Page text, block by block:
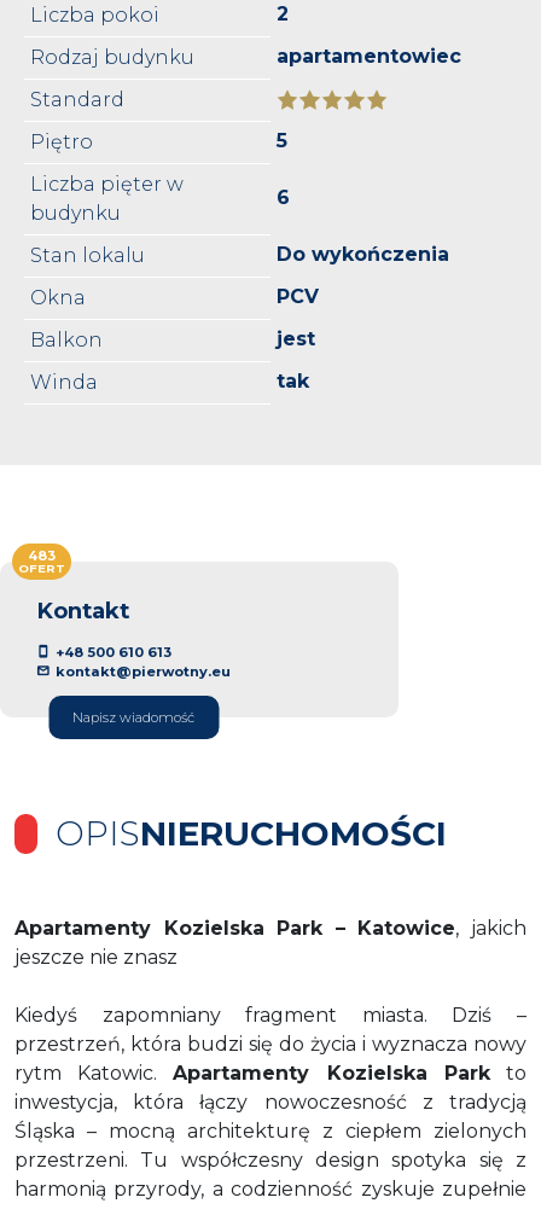
Liczba pokoi
2
Rodzaj budynku
apartamentowiec
Standard
Piętro
5
Liczba pięter w
budynku
6
Stan lokalu
Do wykończenia
Okna
PCV
Balkon
jest
Winda
tak
Kontakt
+48 500 610 613
kontakt@pierwotny.eu
Napisz wiadomość
483
OFERT
OPISNIERUCHOMOŚCI
Apartamenty Kozielska Park – Katowice, jakich
jeszcze nie znasz
Kiedyś zapomniany fragment miasta. Dziś –
przestrzeń, która budzi się do życia i wyznacza nowy
rytm Katowic.Apartamenty Kozielska Parkto
inwestycja, która łączy nowoczesność z tradycją
Śląska – mocną architekturę z ciepłem zielonych
przestrzeni. Tu współczesny design spotyka się z
harmonią przyrody, a codzienność zyskuje zupełnie